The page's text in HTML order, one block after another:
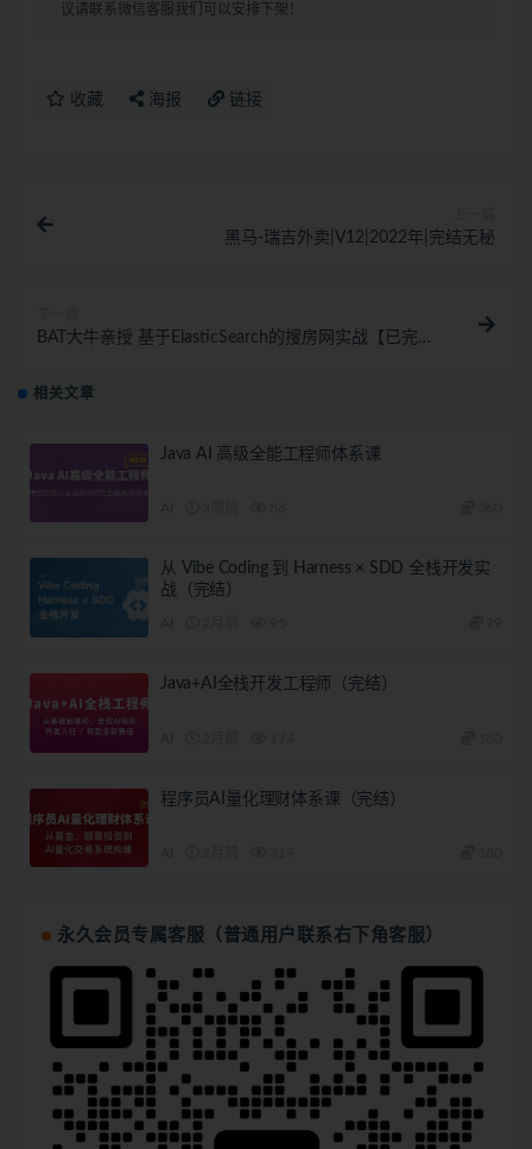
议请联系微信客服我们可以安排下架！
收藏 海报 链接
黑马-瑞吉外卖|V12|2022年|完结无秘
BAT大牛亲授 基于ElasticSearch的搜房网实战【已完
相关文章
Java AI 高级全能工程师体系课
从 Vibe Coding 到 Harness × SDD 全栈开发实
战（完结）
Java+AI全栈开发工程师（完结）
程序员AI量化理财体系课（完结）
永久会员专属客服（普通用户联系右下角客服）